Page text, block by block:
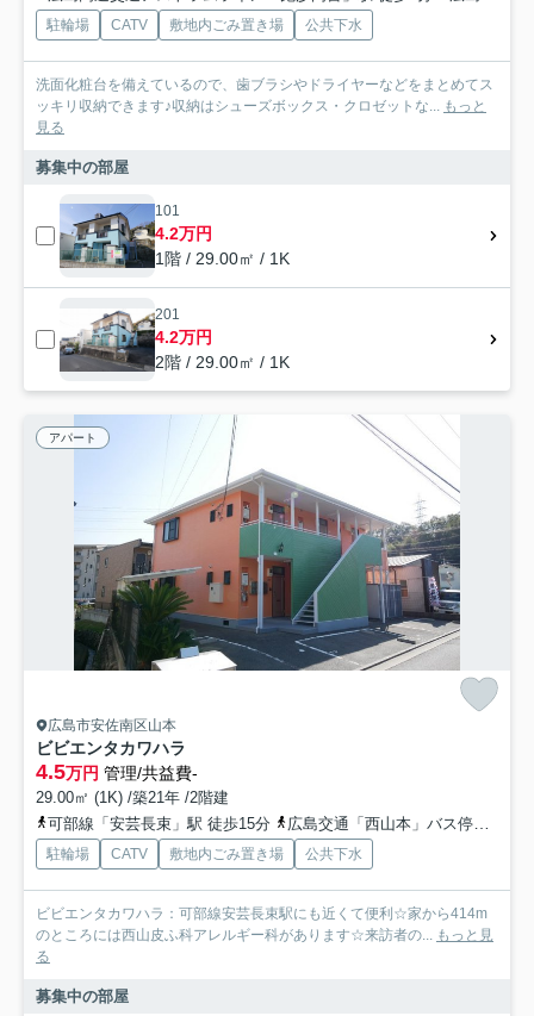
駐輪場 CATV 敷地内ごみ置き場 公共下水
洗面化粧台を備えているので、歯ブラシやドライヤーなどをまとめてス
ッキリ収納できます♪収納はシューズボックス・クロゼットな... もっと
見る
募集中の部屋
101
4.2万円
1階 / 29.00㎡ / 1K
201
4.2万円
2階 / 29.00㎡ / 1K
アパート
広島市安佐南区山本
ビビエンタカワハラ
4.5万円 管理/共益費-
29.00㎡ (1K) /築21年 /2階建
可部線「安芸長束」駅 徒歩15分
広島交通「西山本」バス停下車 徒歩1分
駐輪場 CATV 敷地内ごみ置き場 公共下水
ビビエンタカワハラ：可部線安芸長束駅にも近くて便利☆家から414m
のところには西山皮ふ科アレルギー科があります☆来訪者の... もっと見
る
募集中の部屋